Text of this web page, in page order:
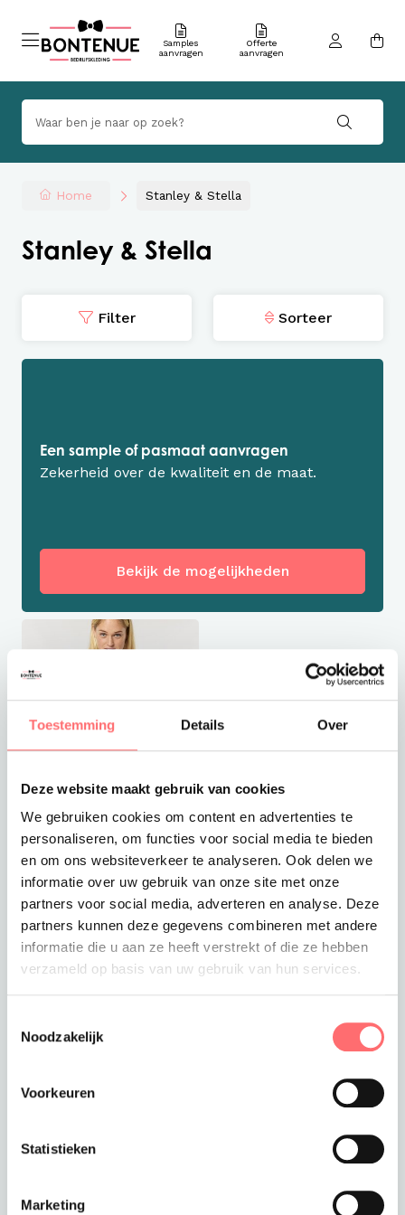
Toestemming Details Over
Deze website maakt gebruik van cookies
We gebruiken cookies om content en advertenties te
personaliseren, om functies voor social media te bieden
en om ons websiteverkeer te analyseren. Ook delen we
informatie over uw gebruik van onze site met onze
partners voor social media, adverteren en analyse. Deze
partners kunnen deze gegevens combineren met andere
informatie die u aan ze heeft verstrekt of die ze hebben
verzameld op basis van uw gebruik van hun services.
Noodzakelijk
Voorkeuren
Statistieken
Marketing
Samples
aanvragen
Offerte
aanvragen
Home Stanley & Stella
Stanley & Stella
Filter Sorteer
Een sample of pasmaat aanvragen
Zekerheid over de kwaliteit en de maat.
Bekijk de mogelijkheden
Met logo mogelijk
Stanley & Stella
T-shirt dames
biologisch katoen
in 15 kleuren
€8,99
STANLEY/STELLA uit met collecties die schitteren
samenvatten. Jean Chabert, CEO en oprichter van
het modemerk ziet het als een persoonlijke missie
de perceptie van de textielindustrie bij te stellen,